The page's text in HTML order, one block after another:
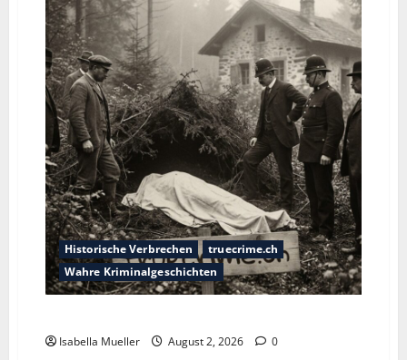
Historische Verbrechen
truecrime.ch
Wahre Kriminalgeschichten
Isabella Mueller August 2, 2026 0